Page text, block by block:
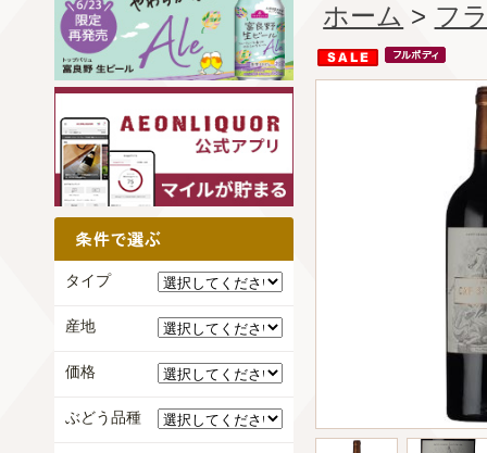
ホーム > フ
タイプ
産地
価格
ぶどう品種